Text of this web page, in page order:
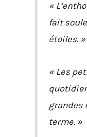
«
fait
étoiles. »
« Les
grandes
terme. »